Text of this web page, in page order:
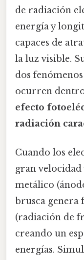
de radiación
energía y
capaces de
la luz visible.
dos
ocurren
efecto
radiación
Cuando los
gran
metálico
brusca genera
(radiación de
creando un
energías.